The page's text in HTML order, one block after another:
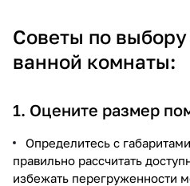
Советы по
ванной комнаты:
1. Оцените размер
Определитесь с
правильно рассчитать
избежать перегруженности